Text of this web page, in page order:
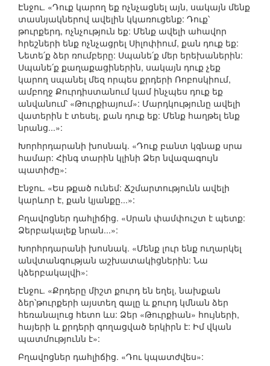
Էնջու. «Դուք կարող եք ոչնչացնել այն, սակայն մենք
տասնյակներով ավելին կկառուցենք: Դուք՝
թուրքերդ, ոչնչություն եք: Մենք ավելի ահավոր
հրեշների ենք ոչնչացրել Սիլոփիում, քան դուք եք:
Նետե՛ք ձեր ռումբերը: Սպանե՛ք մեր երեխաներին:
Սպանե՛ք քաղաքացիներին, սակայն դուք չեք
կարող սպանել մեզ որպես քրդերի Ռոբոսկիում,
ամբողջ Քուրդիստանում կամ ինչպես դուք եք
անվանում՝ «Թուրքիայում»: Մարդկությունը ավելի
վատերին է տեսել, քան դուք եք: Մենք հաղթել ենք
նրանց...»:
Խորհրդարանի խոսնակ. «Դուք բանտ կգնաք սրա
համար: Հինգ տարին կլինի Ձեր նվազագույն
պատիժը»:
Էնջու. «Ես թքած ունեմ: Ճշմարտությունն ավելի
կարևոր է, քան կյանքը...»:
Բղավոցներ դահլիճից. «Սրան փամփուշտ է պետք:
Ձերբակալեք նրան...»:
Խորհրդարանի խոսնակ. «Մենք լուր ենք ուղարկել
անվտանգության աշխատակիցներին: Նա
կձերբակալվի»:
Էնջու. «Քրդերը միշտ քուրդ են եղել, նախքան
ձեր՝թուրքերի այստեղ գալը և քուրդ կմնան ձեր
հեռանալուց հետո ևս: Ձեր «Թուրքիան» հույների,
հայերի և քրդերի գողացված երկիրն է: Իմ վկան
պատմությունն է»:
Բղավոցներ դահլիճից. «Դու կպատժվես»: